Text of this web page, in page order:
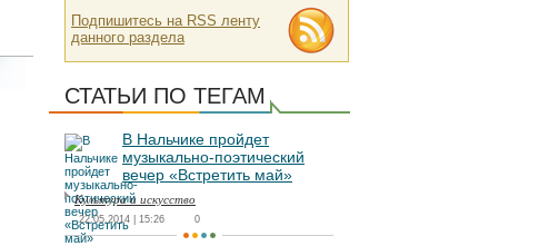
Подпишитесь на RSS ленту
данного раздела
СТАТЬИ ПО ТЕГАМ
В Нальчике пройдет
музыкально-поэтический
вечер «Встретить май»
Культура и искусство
22.05.2014 | 15:26 0